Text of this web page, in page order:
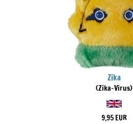
Zika
(Zika-Virus)
9,95 EUR